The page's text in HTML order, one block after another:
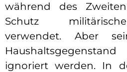
während des
Schutz
verwendet. Aber
ignoriert werden. In